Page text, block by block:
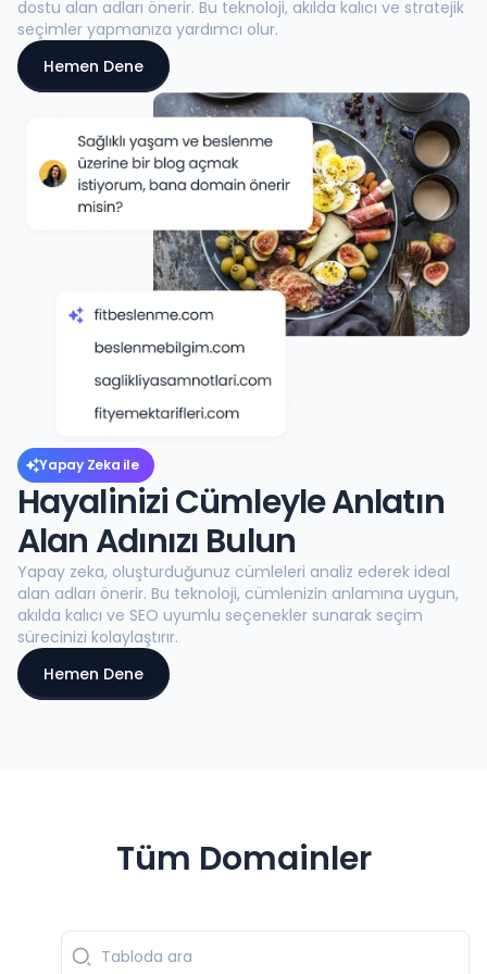
dostu alan adları önerir. Bu teknoloji, akılda kalıcı ve stratejik
seçimler yapmanıza yardımcı olur.
Hemen Dene
Yapay Zeka ile
Hayalinizi Cümleyle Anlatın
Alan Adınızı Bulun
Yapay zeka, oluşturduğunuz cümleleri analiz ederek ideal
alan adları önerir. Bu teknoloji, cümlenizin anlamına uygun,
akılda kalıcı ve SEO uyumlu seçenekler sunarak seçim
sürecinizi kolaylaştırır.
Hemen Dene
Tüm Domainler